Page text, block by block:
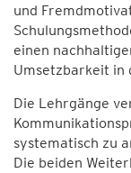
und
einen
Umsetzbarkeit in
Die Lehrgänge
systematisch zu
Die beiden